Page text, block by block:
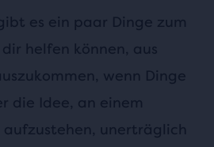
es ein paar Dinge zum
helfen können, aus
wenn Dinge
die Idee, an einem
aufzustehen, unerträglich